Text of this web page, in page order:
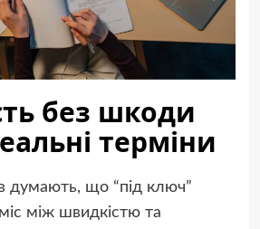
без шкоди
терміни
думають, що “під ключ”
між швидкістю та